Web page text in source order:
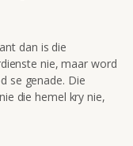
dan is die
nie, maar word
se genade. Die
die hemel kry nie,